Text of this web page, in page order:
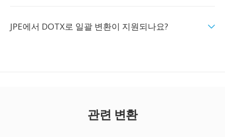
JPE에서 DOTX로 일괄 변환이 지원되나요?
관련 변환